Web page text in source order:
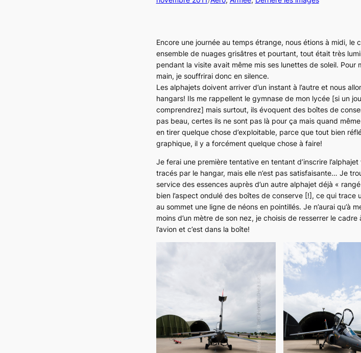
Encore une journée au temps étrange, nous étions à midi,
ensemble de nuages grisâtres et pourtant, tout était très
pendant la visite avait même mis ses lunettes de soleil. Pour
main, je souffrirai donc en silence.
Les alphajets doivent arriver d’un instant à l’autre et nous
hangars! Ils me rappellent le gymnase de mon lycée [si un
comprendrez] mais surtout, ils évoquent des boîtes de
pas beau, certes ils ne sont pas là pour ça mais quand
en tirer quelque chose d’exploitable, parce que tout bien
graphique, il y a forcément quelque chose à faire!
Je ferai une première tentative en tentant d’inscrire
tracés par le hangar, mais elle n’est pas satisfaisante… Je
service des essences auprès d’un autre alphajet déjà «
bien l’aspect ondulé des boîtes de conserve [!], ce qui trace
au sommet une ligne de néons en pointillés. Je n’aurai qu’à
moins d’un mètre de son nez, je choisis de resserrer le
l’avion et c’est dans la boîte!